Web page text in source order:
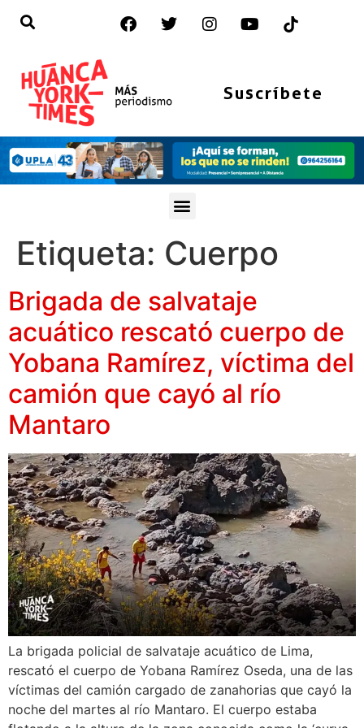
Suscríbete
Etiqueta: Cuerpo
Brigada de salvataje
acuático rescató cuerpo de
Yobana Ramírez, víctima del
camión que cayó al río
Mantaro
La brigada policial de salvataje acuático de Lima,
rescató el cuerpo de Yobana Ramírez Oseda, una de las
víctimas del camión cargado de zanahorias que cayó la
noche del martes al río Mantaro. El cuerpo estaba